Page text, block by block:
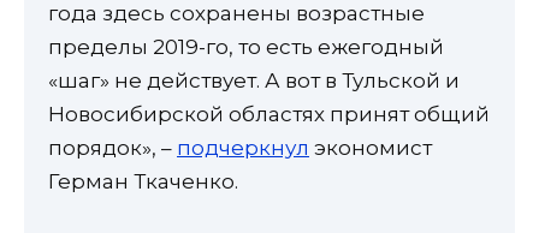
года здесь сохранены возрастные
пределы 2019-го, то есть ежегодный
«шаг» не действует. А вот в Тульской и
Новосибирской областях принят общий
порядок», – подчеркнул экономист
Герман Ткаченко.